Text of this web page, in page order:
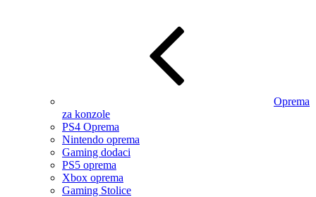
Oprema
za konzole
PS4 Oprema
Nintendo oprema
Gaming dodaci
PS5 oprema
Xbox oprema
Gaming Stolice